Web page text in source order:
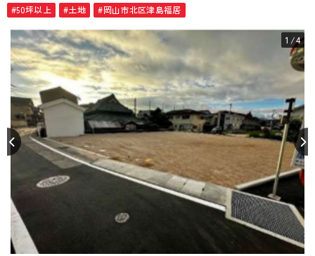
#50坪以上 #土地 #岡山市北区津島福居
1 /4